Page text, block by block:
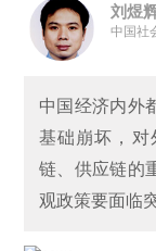
刘煜
中国社
中国经济内外
基础崩坏，对
链、供应链的
观政策要面临